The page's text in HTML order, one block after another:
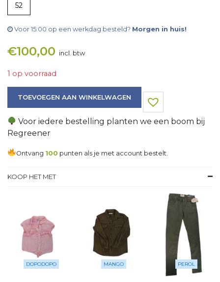
52
Voor 15:00 op een werkdag besteld? Morgen in huis!
€100,00 incl. btw
1 op voorraad
TOEVOEGEN AAN WINKELWAGEN
Voor iedere bestelling planten we een boom bij
Regreener
Ontvang 100 punten als je met account bestelt.
KOOP HET MET
DOPODOPO MANGO PEROL